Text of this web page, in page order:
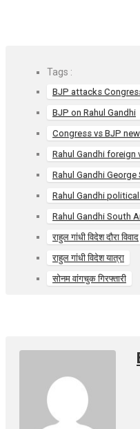
o
o
k
p
p
Tags :
BJP attacks
BJP on Rahul Gandhi
Congress vs BJP
Rahul Gandhi foreign
Rahul Gandhi George
Rahul Gandhi
Rahul Gandhi South
राहुल गांधी विदेश दौरा विवाद
राहुल गांधी विदेश यात्रा
सोनम वांगचुक गिरफ्तारी